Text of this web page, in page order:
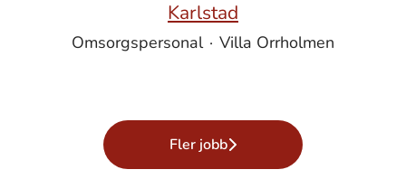
Karlstad
Omsorgspersonal · Villa Orrholmen
Fler jobb